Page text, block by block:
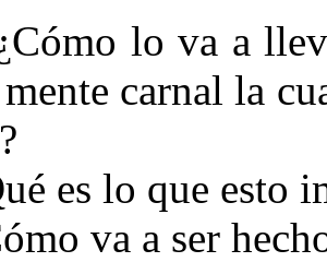
lo va a
carnal la
es lo que esto
va a ser